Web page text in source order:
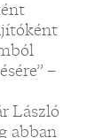
–
László
abban